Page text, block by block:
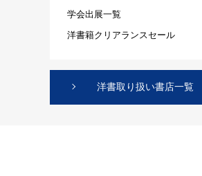
学会出展一覧
洋書籍クリアランスセール
洋書取り扱い書店一覧